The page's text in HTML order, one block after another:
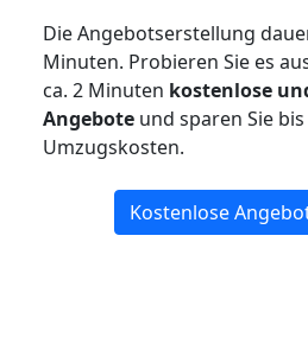
Die Angebotserstellung
Minuten. Probieren Sie es
ca. 2 Minuten kostenlose
Angebote und sparen Sie
Umzugskosten.
Kostenlose